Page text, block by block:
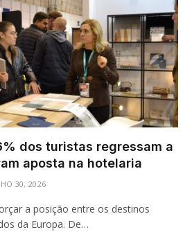
dos turistas regressam a
aposta na hotelaria
30, 2026
a posição entre os destinos
da Europa. De…